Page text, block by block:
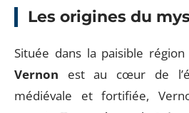
Les origines du
Située dans la paisible
Vernon est au cœur de
médiévale et fortifiée,